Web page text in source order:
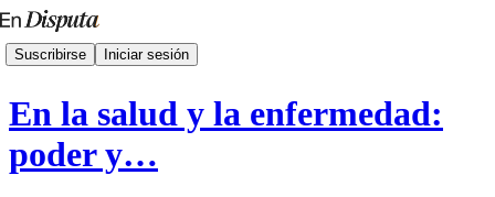
Suscribirse Iniciar sesión
En la salud y la enfermedad:
poder y…